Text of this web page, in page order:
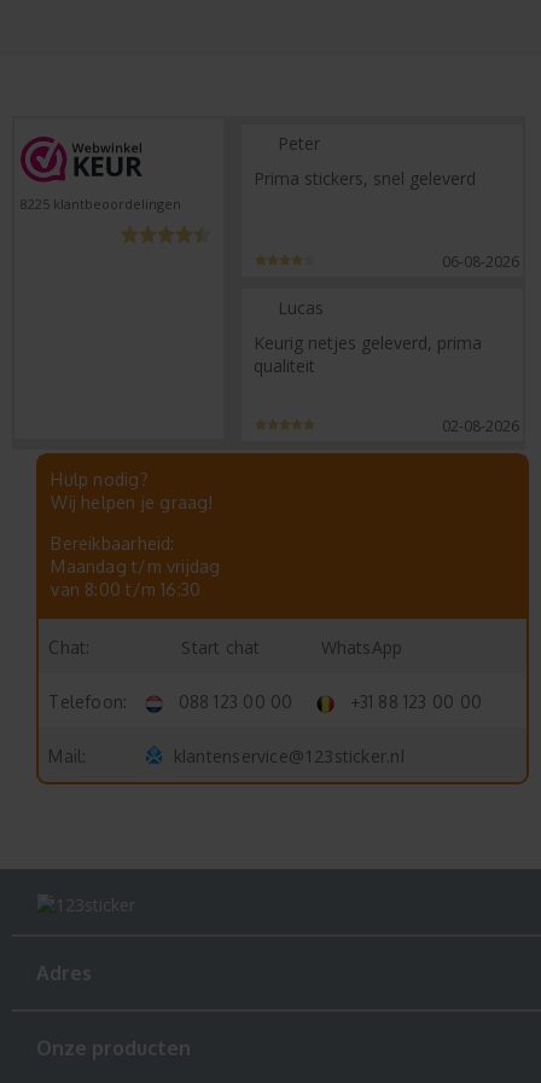
8225 klantbeoordelingen
Peter
Prima stickers, snel geleverd
06-08-2026
Lucas
Keurig netjes geleverd, prima
qualiteit
02-08-2026
Hulp nodig?
Wij helpen je graag!
Bereikbaarheid:
Maandag t/m vrijdag
van 8:00 t/m 16:30
Chat: Start chat WhatsApp
Telefoon: 088 123 00 00 +31 88 123 00 00
Mail: klantenservice@123sticker.nl
Adres
Onze producten